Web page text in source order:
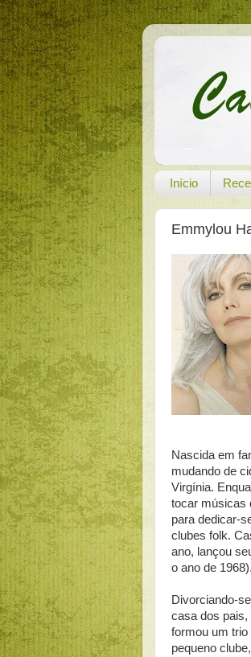
Início
Emmylou
Nascida em
mudando de
Virgínia.
tocar músicas
para dedicar-
clubes folk.
ano, lançou
o ano de 1968).
Divorciando-
casa dos pais,
formou um
pequeno